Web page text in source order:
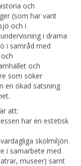
och
(som har varit
och i
i drama
i samråd med
och
som söker
en ökad satsning
att:
har en estetisk
skolmiljön
i samarbete med
museer) samt